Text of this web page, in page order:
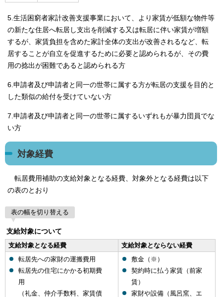
5.生活困窮者家計改善支援事業において、より家賃が低額な物件等
の新たな住居へ転居し支出を削減する又は転居に伴い家賃が増額
するが、家賃負担を含めた家計全体の支出が改善されるなど、転
居することが自立を促進するために必要と認められるが、その費
用の捻出が困難であると認められる方
6.申請者及び申請者と同一の世帯に属する方が転居の支援を目的と
した類似の給付を受けていない方
7.申請者及び申請者と同一の世帯に属するいずれもが暴力団員でな
い方
対象経費
転居費用補助の支給対象となる経費、対象外となる経費は以下
の表のとおり
表の幅を切り替える
支給対象について
支給対象となる経費
支給対象とならない経費
転居先への家財の運搬費用
転居先の住宅にかかる初期費
用
（礼金、仲介手数料、家賃債
敷金（※）
契約時に払う家賃（前家
賃）
家財や設備（風呂窯、エ